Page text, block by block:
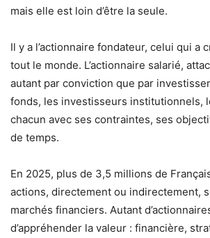
mais elle est loin d’être la seule.
Il y a l’actionnaire fondateur, celui qui a
tout le monde. L’actionnaire salarié,
autant par conviction que par
fonds, les investisseurs institutionnels,
chacun avec ses contraintes, ses
de temps.
En 2025, plus de 3,5 millions de
actions, directement ou indirectement,
marchés financiers. Autant
d’appréhender la valeur : financière,